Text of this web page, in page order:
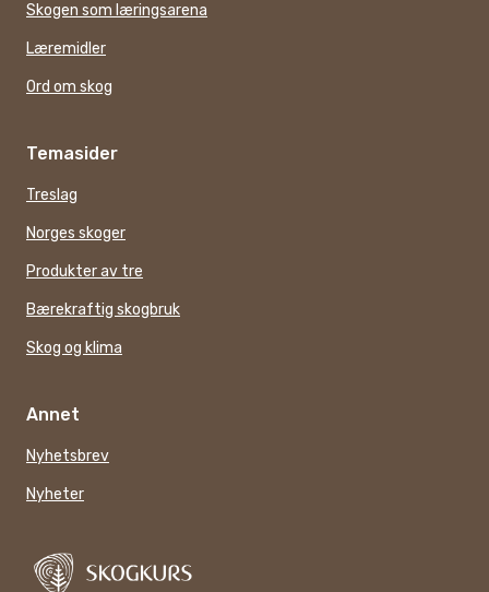
Skogen som læringsarena
Læremidler
Ord om skog
Temasider
Treslag
Norges skoger
Produkter av tre
Bærekraftig skogbruk
Skog og klima
Annet
Nyhetsbrev
Nyheter